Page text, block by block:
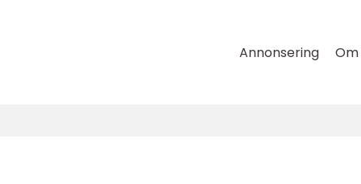
Annonsering Om